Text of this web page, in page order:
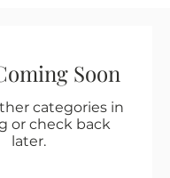
Soon
categories in
or check back
later.